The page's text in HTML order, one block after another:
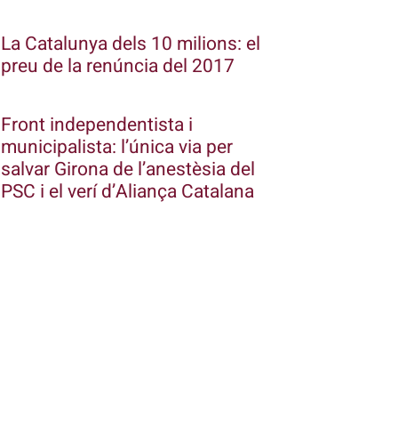
La Catalunya dels 10 milions: el
preu de la renúncia del 2017
Front independentista i
municipalista: l’única via per
salvar Girona de l’anestèsia del
PSC i el verí d’Aliança Catalana